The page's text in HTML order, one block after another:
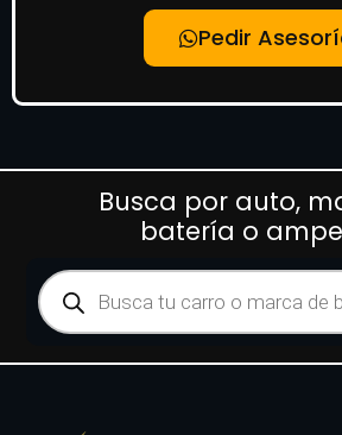
Pedir
Busca por auto,
batería o